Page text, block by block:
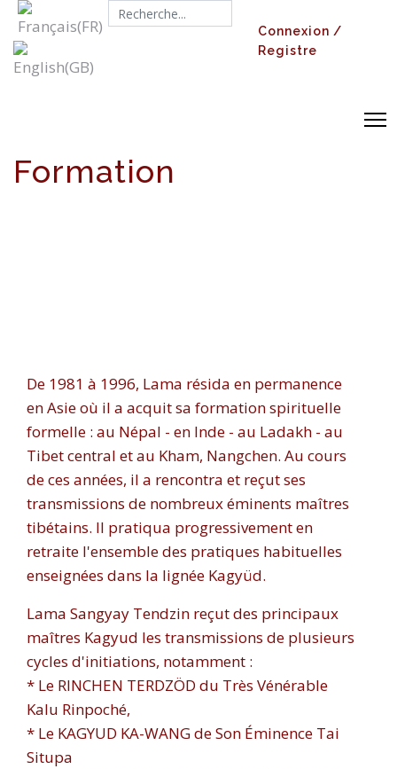
Search...
Connexion /
Registre
Formation
De 1981 à 1996, Lama résida en permanence
en Asie où il a acquit sa formation spirituelle
formelle : au Népal - en Inde - au Ladakh - au
Tibet central et au Kham, Nangchen. Au cours
de ces années, il a rencontra et reçut ses
transmissions de nombreux éminents maîtres
tibétains. Il pratiqua progressivement en
retraite l'ensemble des pratiques habituelles
enseignées dans la lignée Kagyüd.
Lama Sangyay Tendzin reçut des principaux
maîtres Kagyud les transmissions de plusieurs
cycles d'initiations, notamment :
* Le RINCHEN TERDZÖD du Très Vénérable
Kalu Rinpoché,
* Le KAGYUD KA-WANG de Son Éminence Tai
Situpa